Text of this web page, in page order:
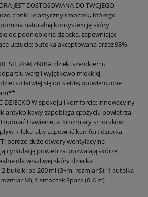
JEST DOSTOSOWANA DO TWOJEGO
cienki i elastyczny smoczek, którego
naturalną konsystencję skóry
do podniebienia dziecka, zapewniając
uczucie; butelka akceptowana przez 98%
SIĘ ZŁĄCZNIKA: dzięki szerokiemu
warg i wyjątkowo miękkiej
łatwiej się od siebie; potwierdzone
DZIECKO W spokoju i komforcie: innowacyjny
antykolkowy zapobiega spożyciu powietrza,
trawienie, a 3 rozmiary smoczków
mleka, aby zapewnić komfort dziecka
bardzo duże otwory wentylacyjne
cyrkulację powietrza, pozwalają skórze
dla wrażliwej skóry dziecka
2 butelki po 260 ml (3+m, rozmiar S); 1 butelka
M); 1 smoczek Space (0-6 m)